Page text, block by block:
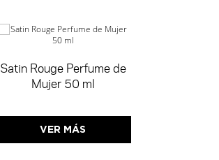
Satin Rouge Perfume de
Mujer 50 ml
VER MÁS